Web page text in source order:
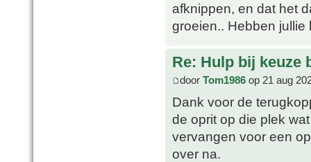
afknippen, en dat het
groeien.. Hebben jullie
Re: Hulp bij keuze
door Tom1986 op 21 aug
Dank voor de
de oprit op die plek
vervangen voor een
over na.